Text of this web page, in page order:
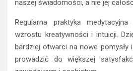
naszej świadomości, a nie jej
Regularna praktyka
wzrostu kreatywności i intuicji.
bardziej otwarci na nowe pomysły
prowadzić do większej